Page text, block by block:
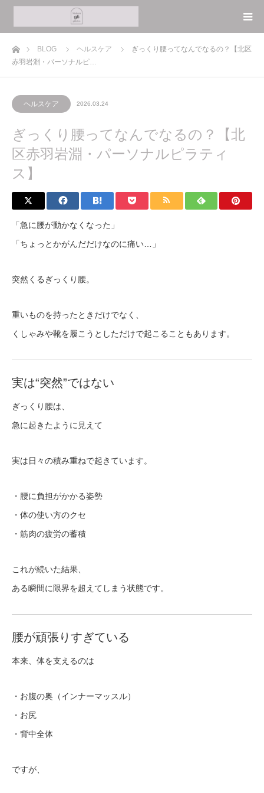
ホームBLOG ヘルスケア
ぎっくり腰ってなんでなるの？【北区
赤羽岩淵・パーソナルピ…
ヘルスケア 2026.03.24
ぎっくり腰ってなんでなるの？【北
区赤羽岩淵・パーソナルピラティ
ス】
「急に腰が動かなくなった」
「ちょっとかがんだだけなのに痛い…」
突然くるぎっくり腰。
重いものを持ったときだけでなく、
くしゃみや靴を履こうとしただけで起こることもあります。
実は“突然”ではない
ぎっくり腰は、
急に起きたように見えて
実は日々の積み重ねで起きています。
・腰に負担がかかる姿勢
・体の使い方のクセ
・筋肉の疲労の蓄積
これが続いた結果、
ある瞬間に限界を超えてしまう状態です。
腰が頑張りすぎている
本来、体を支えるのは
・お腹の奥（インナーマッスル）
・お尻
・背中全体
ですが、